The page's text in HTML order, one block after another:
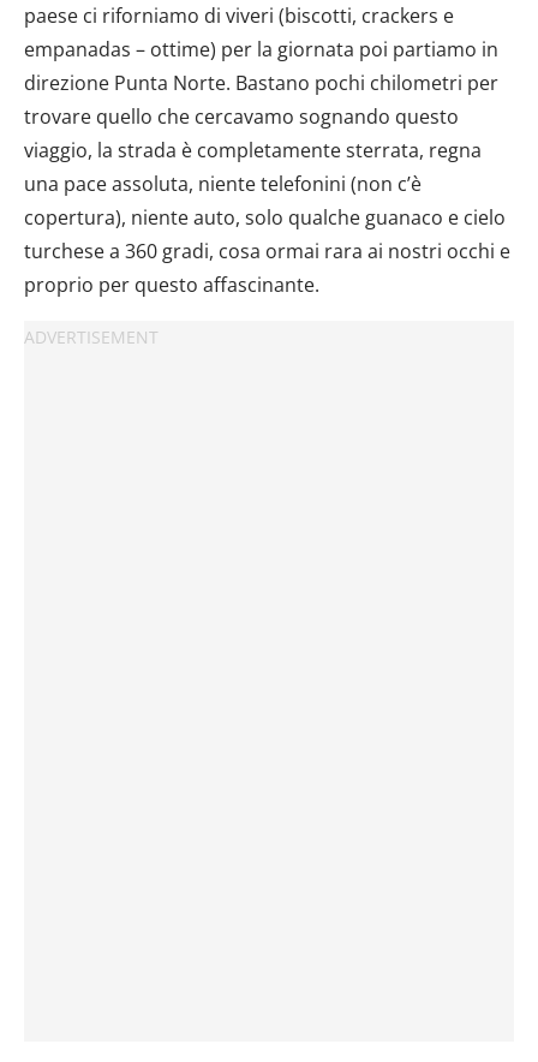
paese ci riforniamo di viveri (biscotti, crackers e
empanadas – ottime) per la giornata poi partiamo in
direzione Punta Norte. Bastano pochi chilometri per
trovare quello che cercavamo sognando questo
viaggio, la strada è completamente sterrata, regna
una pace assoluta, niente telefonini (non c’è
copertura), niente auto, solo qualche guanaco e cielo
turchese a 360 gradi, cosa ormai rara ai nostri occhi e
proprio per questo affascinante.